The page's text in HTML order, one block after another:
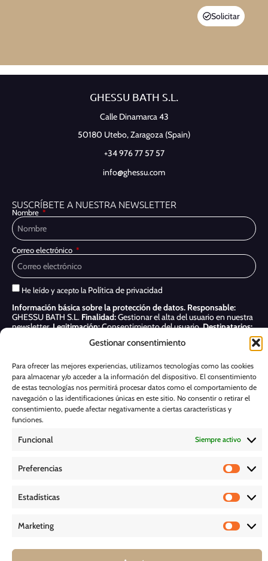
Gestionar consentimiento
Para ofrecer las mejores experiencias, utilizamos tecnologías como las cookies
para almacenar y/o acceder a la información del dispositivo. El consentimiento
de estas tecnologías nos permitirá procesar datos como el comportamiento de
navegación o las identificaciones únicas en este sitio. No consentir o retirar el
consentimiento, puede afectar negativamente a ciertas características y
funciones.
Funcional Siempre activo
Preferencias
Estadísticas
Marketing
Solicitar
GHESSU BATH S.L.
Calle Dinamarca 43
50180 Utebo,Zaragoza (Spain)
+34 976 77 57 57
info@ghessu.com
SUSCRÍBETE A NUESTRA NEWSLETTER
Nombre
Correo electrónico
He leído y acepto la Política de privacidad
Información básica sobre la protección de datos. Responsable:
GHESSU BATH S.L. Finalidad:Gestionar el alta del usuario en nuestra
newsletter.Legitimación:Consentimiento del usuario.Destinatarios:
Acceder, rectificar y suprimir, así como otros derechos, como se indica
Suscribirme
POLÍTICA DE COOKIES